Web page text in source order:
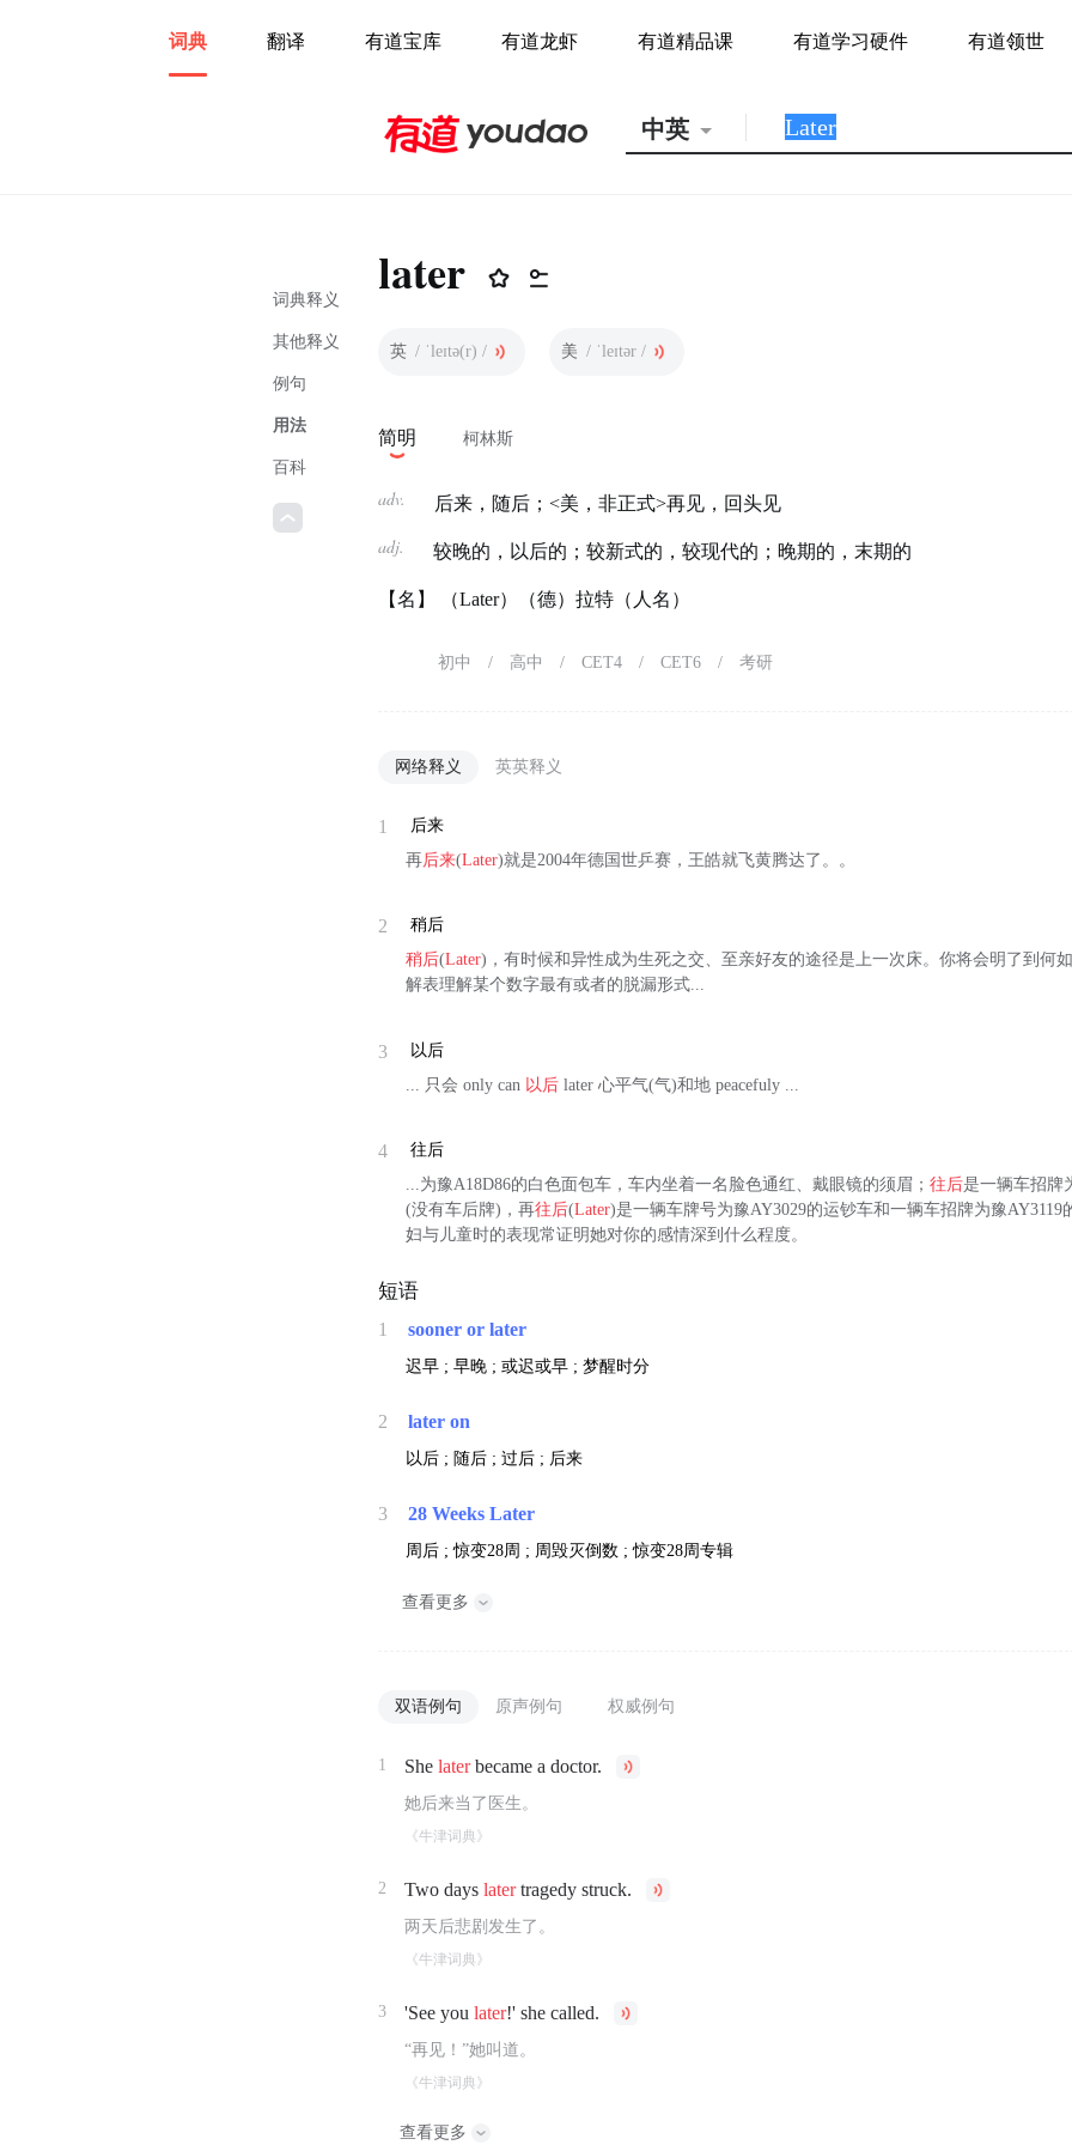
词典 翻译 有道宝库 有道龙虾 有道精品课 有道学习硬件 有道领世
中英
词典释义
其他释义
例句
用法
百科
later
英 / ˈleɪtə(r) / 美 / ˈleɪtər /
简明 柯林斯
adv. 后来，随后；<美，非正式>再见，回头见
adj. 较晚的，以后的；较新式的，较现代的；晚期的，末期的
【名】 （Later）（德）拉特（人名）
初中 / 高中 / CET4 / CET6 / 考研
网络释义 英英释义
1
后来
再后来(Later)就是2004年德国世乒赛，王皓就飞黄腾达了。。
2
稍后
稍后(Later)，有时候和异性成为生死之交、至亲好友的途径是上一次床。你将会明了到何
解表理解某个数字最有或者的脱漏形式...
3
以后
... 只会 only can 以后 later 心平气(气)和地 peacefuly ...
4
往后
...为豫A18D86的白色面包车，车内坐着一名脸色通红、戴眼镜的须眉；往后是一辆车招牌
(没有车后牌)，再往后(Later)是一辆车牌号为豫AY3029的运钞车和一辆车招牌为豫AY3119
妇与儿童时的表现常证明她对你的感情深到什么程度。
短语
1 sooner or later
迟早 ; 早晚 ; 或迟或早 ; 梦醒时分
2 later on
以后 ; 随后 ; 过后 ; 后来
3 28 Weeks Later
周后 ; 惊变28周 ; 周毁灭倒数 ; 惊变28周专辑
查看更多
双语例句 原声例句 权威例句
1 Shelaterbecame a doctor.
她后来当了医生。
《牛津词典》
2 Two dayslatertragedy struck.
两天后悲剧发生了。
《牛津词典》
3 'See youlater!' she called.
“再见！”她叫道。
《牛津词典》
查看更多